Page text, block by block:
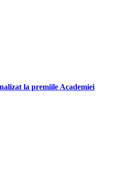
la premiile Academiei